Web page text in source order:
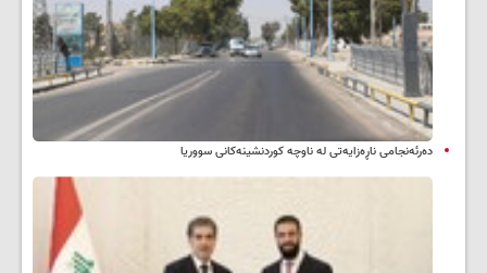
دەرئەنجامی ناڕەزایەتی لە ناوچە کوردنشینەکانی سووریا